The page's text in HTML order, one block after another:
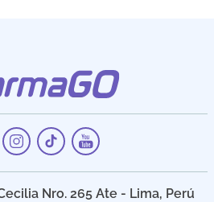
Nro. 265 Ate - Lima, Perú